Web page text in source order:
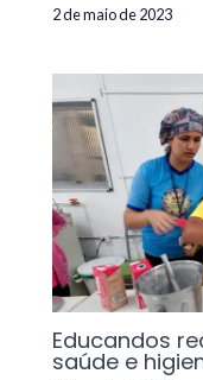
2 de maio de 2023
Educandos
saúde e